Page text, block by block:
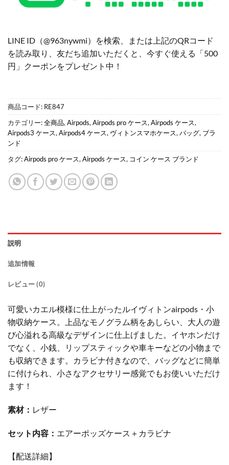
LINE ID（@963nywmi）を検索、または上記のQRコード
を読み取り、友だち追加いただくと、今すぐ使える「500
円」クーポンをプレゼント中！
商品コード: RE847
カテゴリー:全商品, Airpods, Airpods pro ケース, Airpods ケース,
Airpods3 ケース, Airpods4 ケース, ヴィトンスマホケース, バッグ, ブラ
ンド
タグ:Airpods pro ケース, Airpods ケース, コイン ケース ブランド
説明
追加情報
レビュー (0)
可愛いカエル模様に仕上がったルイヴィトンairpods・小
物収納ケース。上品なモノグラム柄をあしらい、大人の遊
び心溢れる高級なデザインに仕上げました。イヤホンだけ
でなく、小銭、リップスティックや車キーなどの小物まで
も収納できます。カラビナ付きなので、バッグなどに簡単
に付けられ、小さなアクセサリー感覚でもお使いいただけ
ます！
素材： レザー
セット内容： エアーポッズケース＋カラビナ
【配送詳細】